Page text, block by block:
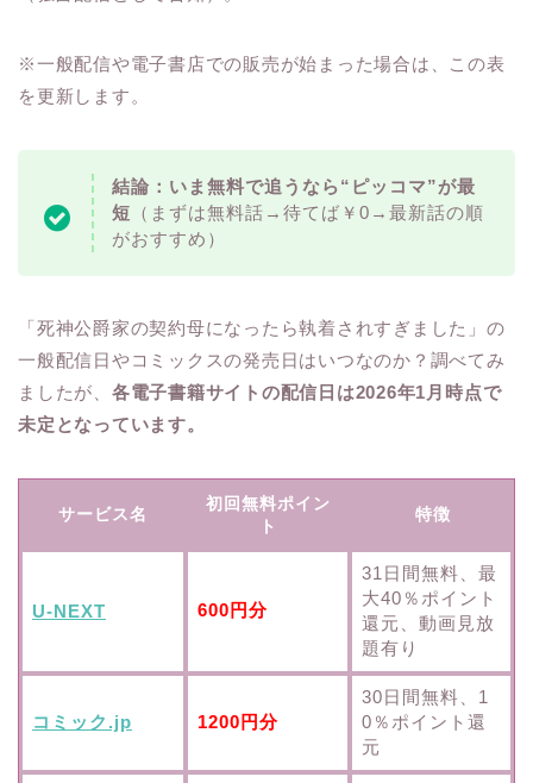
※一般配信や電子書店での販売が始まった場合は、この表
を更新します。
結論：いま無料で追うなら“ピッコマ”が最
短 （まずは無料話→待てば￥0→最新話の順
がおすすめ）
「死神公爵家の契約母になったら執着されすぎました」の
一般配信日やコミックスの発売日はいつなのか？調べてみ
ましたが、 各電子書籍サイトの配信日は2026年1月時点で
未定となっています。
サービス名
初回無料ポイン
ト
特徴
U-NEXT 600円分
31日間無料、最
大40％ポイント
還元、動画見放
題有り
コミック.jp 1200円分
30日間無料、1
0％ポイント還
元